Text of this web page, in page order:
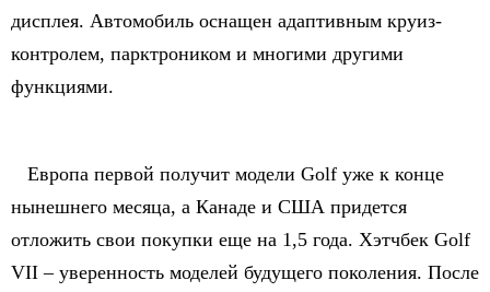
дисплея. Автомобиль оснащен адаптивным круиз-
контролем, парктроником и многими другими
функциями.
Европа первой получит модели Golf уже к конце
нынешнего месяца, а Канаде и США придется
отложить свои покупки еще на 1,5 года. Хэтчбек Golf
VII – уверенность моделей будущего поколения. После